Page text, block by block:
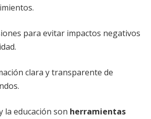
para evitar impactos negativos
clara y transparente de
la educación son herramientas